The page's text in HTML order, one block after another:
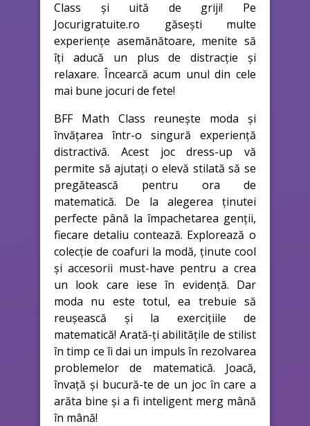
Class și uită de griji! Pe
Jocurigratuite.ro găsești multe
experiențe asemănătoare, menite să
îți aducă un plus de distracție și
relaxare. Încearcă acum unul din cele
mai bune jocuri de fete!
BFF Math Class reunește moda și
învățarea într-o singură experiență
distractivă. Acest joc dress-up vă
permite să ajutați o elevă stilată să se
pregătească pentru ora de
matematică. De la alegerea ținutei
perfecte până la împachetarea genții,
fiecare detaliu contează. Explorează o
colecție de coafuri la modă, ținute cool
și accesorii must-have pentru a crea
un look care iese în evidență. Dar
moda nu este totul, ea trebuie să
reușească și la exercițiile de
matematică! Arată-ți abilitățile de stilist
în timp ce îi dai un impuls în rezolvarea
problemelor de matematică. Joacă,
învață și bucură-te de un joc în care a
arăta bine și a fi inteligent merg mână
în mână!